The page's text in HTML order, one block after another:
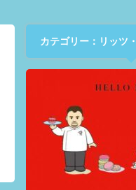
カテゴリー：リッツ